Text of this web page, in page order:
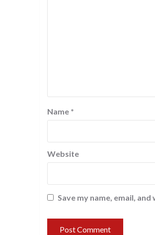
Name *
Website
Save my name, email,